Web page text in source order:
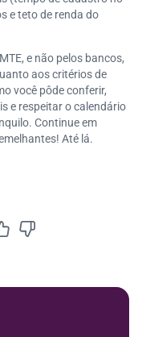
e teto de renda do
e não pelos bancos,
aos critérios de
você pôde conferir,
e respeitar o calendário
Continue em
Até lá.